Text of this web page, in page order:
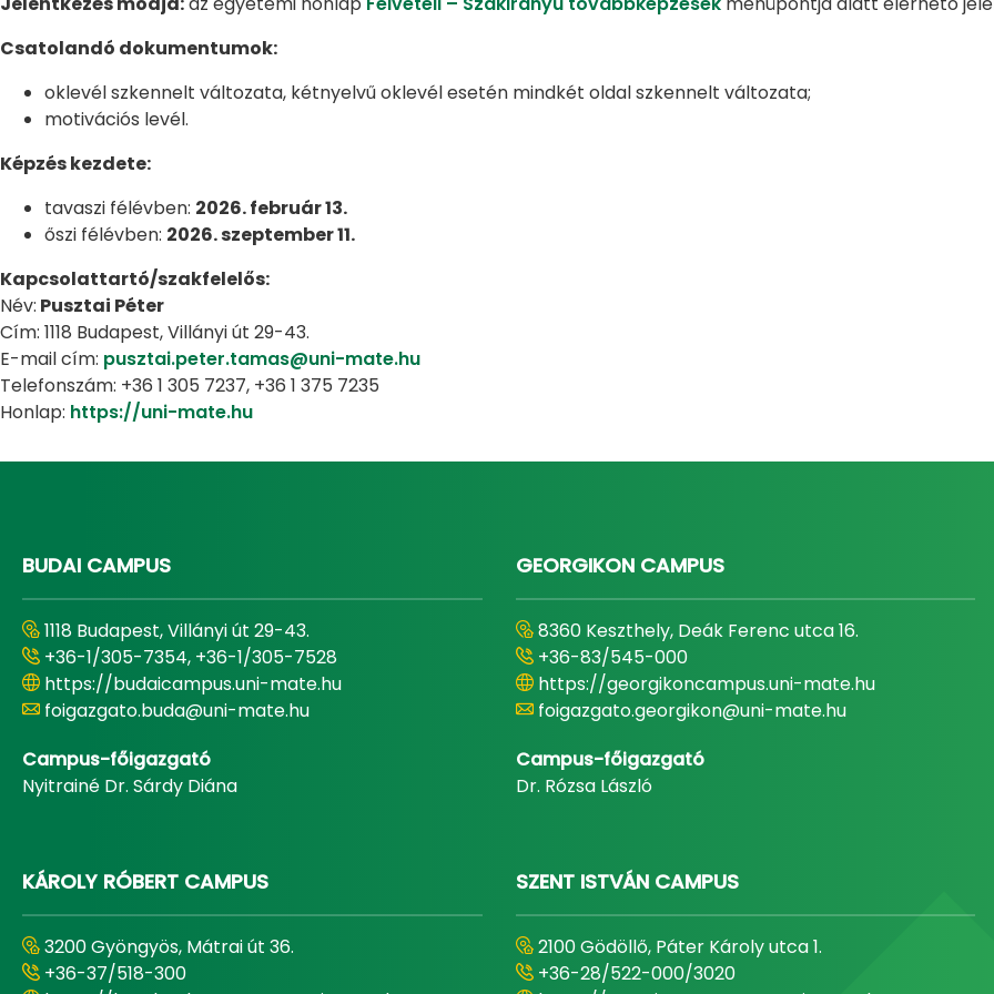
Csatolandó dokumentumok:
oklevél szkennelt változata, kétnyelvű oklevél esetén mindkét oldal szkennelt változata;
motivációs levél.
Képzés kezdete:
tavaszi félévben: 2026. február 13.
őszi félévben: 2026. szeptember 11.
Kapcsolattartó/szakfelelős:
Név: Pusztai Péter
Cím: 1118 Budapest, Villányi út 29-43.
E-mail cím: pusztai.peter.tamas@uni-mate.hu
Telefonszám: +36 1 305 7237, +36 1 375 7235
Honlap: https://uni-mate.hu
BUDAI CAMPUS
1118 Budapest, Villányi út 29-43.
+36-1/305-7354, +36-1/305-7528
https://budaicampus.uni-mate.hu
foigazgato.buda@uni-mate.hu
Campus-főigazgató
Nyitrainé Dr. Sárdy Diána
GEORGIKON CAMPUS
8360 Keszthely, Deák Ferenc utca 16.
+36-83/545-000
https://georgikoncampus.uni-mate.hu
foigazgato.georgikon@uni-mate.hu
Campus-főigazgató
Dr. Rózsa László
KÁROLY RÓBERT CAMPUS
3200 Gyöngyös, Mátrai út 36.
+36-37/518-300
SZENT ISTVÁN CAMPUS
2100 Gödöllő, Páter Károly utca 1.
+36-28/522-000/3020